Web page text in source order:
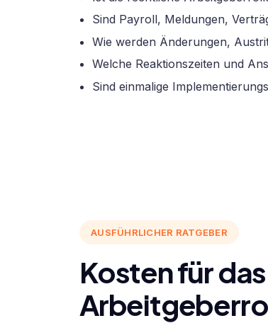
Sind Payroll, Meldungen,
Wie werden Änderungen,
Welche Reaktionszeiten und
Sind einmalige
AUSFÜHRLICHER RATGEBER
Kosten für